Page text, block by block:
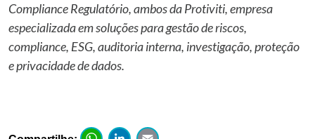
Compliance Regulatório, ambos da Protiviti, empresa
especializada em soluções para gestão de riscos,
compliance, ESG, auditoria interna, investigação, proteção
e privacidade de dados.